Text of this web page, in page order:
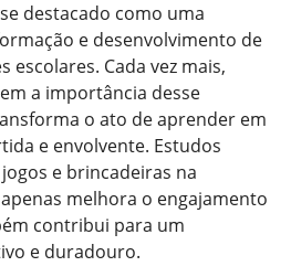
destacado como uma
e desenvolvimento de
escolares. Cada vez mais,
a importância desse
o ato de aprender em
e envolvente. Estudos
e brincadeiras na
melhora o engajamento
contribui para um
e duradouro.